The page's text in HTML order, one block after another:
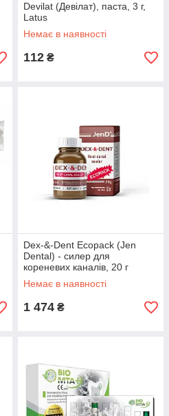
Devilat (Девілат), паста, 3 г,
Latus
Немає в наявності
112 ₴
Dex-&-Dent Ecopack (Jen
Dental) - силер для
кореневих каналів, 20 г
Немає в наявності
1 474 ₴